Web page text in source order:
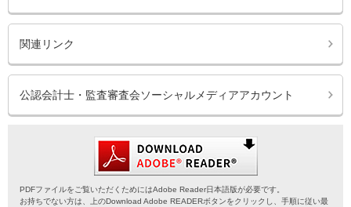
関連リンク
公認会計士・監査審査会ソーシャルメディアアカウント
PDFファイルをご覧いただくためにはAdobe Reader日本語版が必要です。
お持ちでない方は、上のDownload Adobe READERボタンをクリックし、手順に従い最